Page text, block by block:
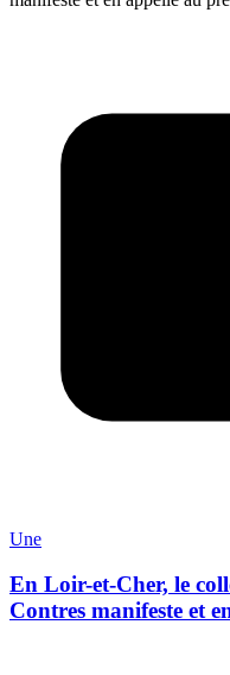
Une
En Loir-et-Cher, le
Contres manifeste et